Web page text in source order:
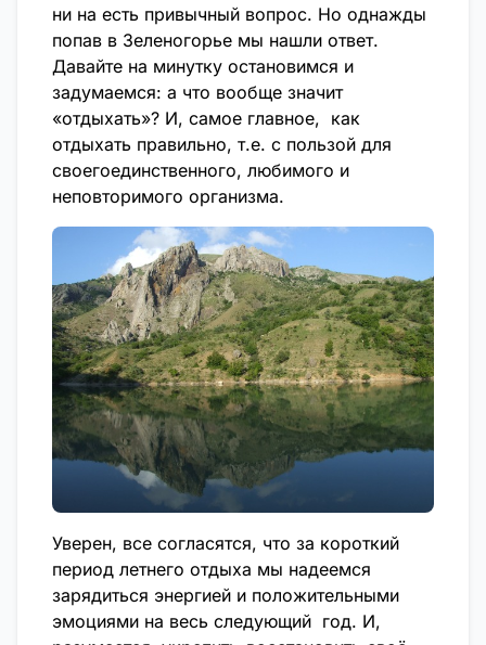
ни на есть привычный вопрос. Но однажды
попав в Зеленогорье мы нашли ответ.
Давайте на минутку остановимся и
задумаемся: а что вообще значит
«отдыхать»? И, самое главное, как
отдыхать правильно, т.е. с пользой для
своегоединственного, любимого и
неповторимого организма.
Уверен, все согласятся, что за короткий
период летнего отдыха мы надеемся
зарядиться энергией и положительными
эмоциями на весь следующий год. И,